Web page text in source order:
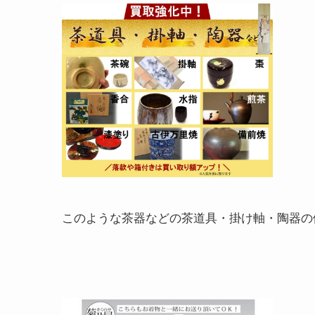
このような茶器などの茶道具・掛け軸・陶器の